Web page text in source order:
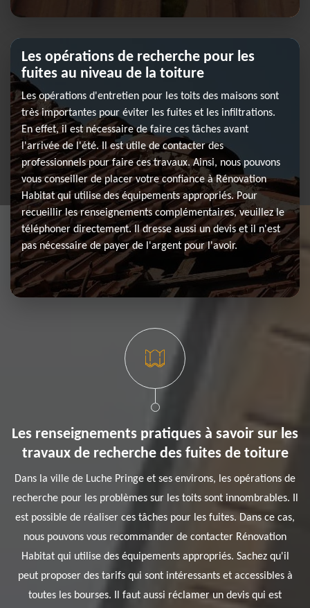
Les opérations de recherche pour les
fuites au niveau de la toiture
Les opérations d'entretien pour les toits des maisons sont
très importantes pour éviter les fuites et les infiltrations.
En effet, il est nécessaire de faire ces tâches avant
l'arrivée de l'été. Il est utile de contacter des
professionnels pour faire ces travaux. Ainsi, nous pouvons
vous conseiller de placer votre confiance à Rénovation
Habitat qui utilise des équipements appropriés. Pour
recueillir les renseignements complémentaires, veuillez le
téléphoner directement. Il dresse aussi un devis et il n'est
pas nécessaire de payer de l'argent pour l'avoir.
Les renseignements pratiques à savoir sur les
travaux de recherche des fuites de toiture
Dans la ville de Luche Pringe et ses environs, les opérations de
recherche pour les problèmes sur les toits sont innombrables. Il
est possible de réaliser ces tâches pour les fuites. Dans ce cas,
nous pouvons vous recommander de contacter Rénovation
Habitat qui utilise des équipements appropriés. Sachez qu'il
peut proposer des tarifs qui sont intéressants et accessibles à
toutes les bourses. Il faut aussi réclamer un devis qui est